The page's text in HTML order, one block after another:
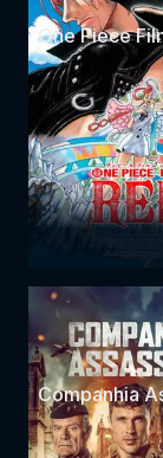
One Piece
Companhia